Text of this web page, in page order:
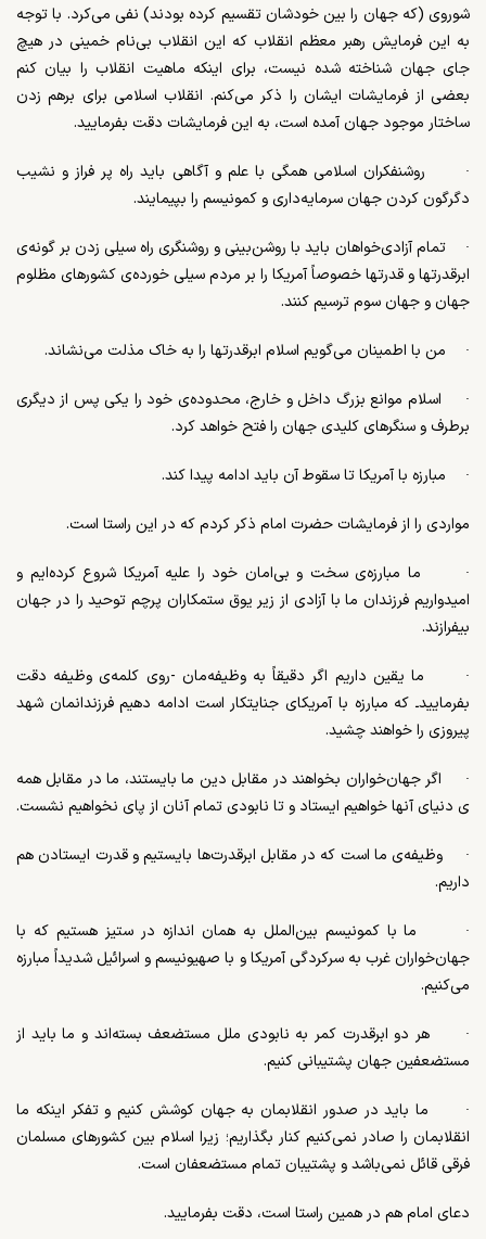
شوروی (که جهان را بین خودشان تقسیم کرده بودند) نفی می‌کرد. با توجه
به این فرمایش رهبر معظم انقلاب که این انقلاب بی­‌نام خمینی در هیچ
جای جهان شناخته شده نیست، برای اینکه ماهیت انقلاب را بیان کنم
بعضی از فرمایشات ایشان را ذکر می­‌کنم. انقلاب اسلامی برای برهم زدن
ساختار موجود جهان آمده است، به این فرمایشات دقت بفرمایید.
·
روشنفکران اسلامی همگی با علم و آگاهی باید راه پر فراز و نشیب
دگرگون کردن جهان سرمایه‌­داری و کمونیسم را بپیمایند.
·
تمام آزادی­‌خواهان باید با روشن­‌بینی و روشن­گری راه سیلی زدن بر گونه­‌ی
ابرقدرت­ها و قدرت­ها خصوصاً آمریکا را بر مردم سیلی خورده­‌ی کشورهای مظلوم
جهان و جهان سوم ترسیم کنند.
· من با اطمینان می­‌گویم اسلام ابرقدرت­ها را به خاک مذلت می­‌نشاند.
·
اسلام موانع بزرگ داخل و خارج، محدوده­‌ی خود را یکی پس از دیگری
برطرف و سنگرهای کلیدی جهان را فتح خواهد کرد.
· مبارزه با آمریکا تا سقوط آن باید ادامه پیدا کند.
مواردی را از فرمایشات حضرت امام ذکر کردم که در این راستا است.
·
ما مبارزه­‌ی سخت و بی­‌امان خود را علیه آمریکا شروع کرده‌­ایم و
امیدواریم فرزندان ما با آزادی از زیر یوق ستمکاران پرچم توحید را در جهان
بیفرازند.
·
ما یقین داریم اگر دقیقاً به وظیفه­‌مان -روی کلمه­‌ی وظیفه­ دقت
بفرماییدـ که مبارزه با آمریکای جنایتکار است ادامه دهیم فرزندانمان شهد
پیروزی را خواهند چشید.
·
اگر جهان‌خواران بخواهند در مقابل دین ما بایستند، ما در مقابل همه­‌
ی دنیای آنها خواهیم ایستاد و تا نابودی تمام آنان از پای نخواهیم نشست.
·
وظیفه­‌ی ما است که در مقابل ابرقدرت­‌ها بایستیم و قدرت ایستادن هم
داریم.
·
ما با کمونیسم بین­‌الملل به همان اندازه در ستیز هستیم که با
جهان‌خواران غرب به سرکردگی آمریکا و با صهیونیسم و اسرائیل شدیداً مبارزه
می­‌کنیم.
·
هر دو ابرقدرت کمر به نابودی ملل مستضعف بسته­‌اند و ما باید از
مستضعفین جهان پشتیبانی کنیم.
·
ما باید در صدور انقلابمان به جهان کوشش کنیم و تفکر اینکه ما
انقلابمان را صادر نمی‌کنیم کنار بگذاریم؛ زیرا اسلام بین کشورهای مسلمان
فرقی قائل نمی‌­باشد و پشتیبان تمام مستضعفان است.
دعای امام هم در همین راستا است، دقت بفرمایید.